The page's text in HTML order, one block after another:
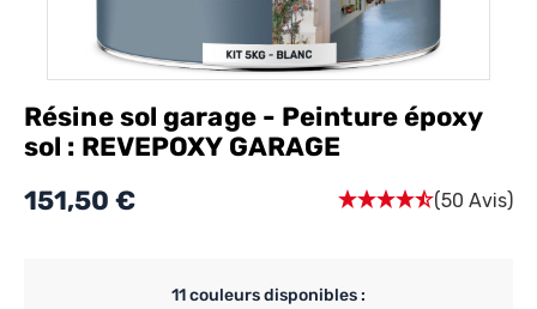
Résine sol garage - Peinture époxy
sol : REVEPOXY GARAGE
151,50 €
(50 Avis)
11couleurs disponibles :